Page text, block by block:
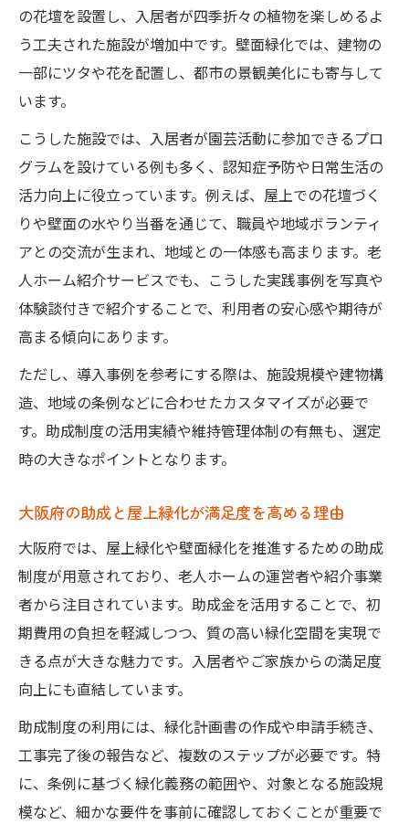
の花壇を設置し、入居者が四季折々の植物を楽しめるよ
う工夫された施設が増加中です。壁面緑化では、建物の
一部にツタや花を配置し、都市の景観美化にも寄与して
います。
こうした施設では、入居者が園芸活動に参加できるプロ
グラムを設けている例も多く、認知症予防や日常生活の
活力向上に役立っています。例えば、屋上での花壇づく
りや壁面の水やり当番を通じて、職員や地域ボランティ
アとの交流が生まれ、地域との一体感も高まります。老
人ホーム紹介サービスでも、こうした実践事例を写真や
体験談付きで紹介することで、利用者の安心感や期待が
高まる傾向にあります。
ただし、導入事例を参考にする際は、施設規模や建物構
造、地域の条例などに合わせたカスタマイズが必要で
す。助成制度の活用実績や維持管理体制の有無も、選定
時の大きなポイントとなります。
大阪府の助成と屋上緑化が満足度を高める理由
大阪府では、屋上緑化や壁面緑化を推進するための助成
制度が用意されており、老人ホームの運営者や紹介事業
者から注目されています。助成金を活用することで、初
期費用の負担を軽減しつつ、質の高い緑化空間を実現で
きる点が大きな魅力です。入居者やご家族からの満足度
向上にも直結しています。
助成制度の利用には、緑化計画書の作成や申請手続き、
工事完了後の報告など、複数のステップが必要です。特
に、条例に基づく緑化義務の範囲や、対象となる施設規
模など、細かな要件を事前に確認しておくことが重要で